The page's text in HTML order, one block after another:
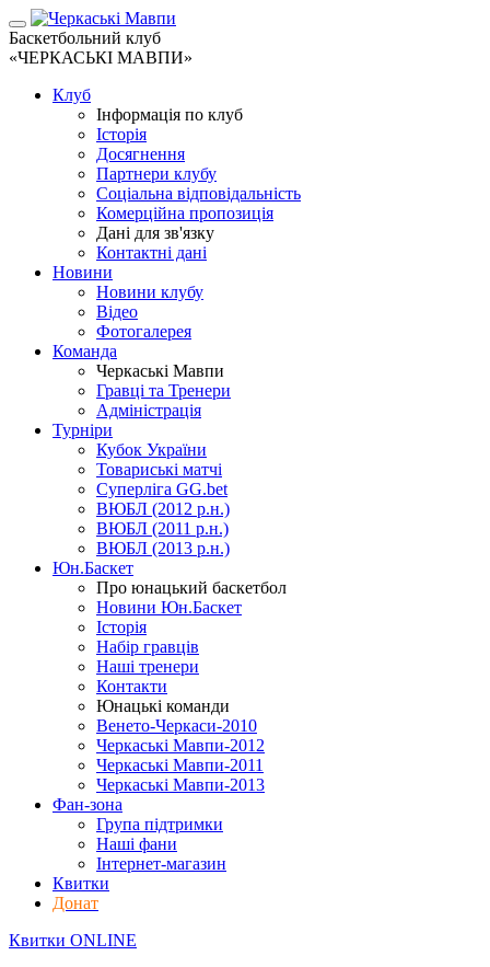
Баскетбольний клуб
«ЧЕРКАСЬКІ МАВПИ»
Клуб
Інформація по клуб
Історія
Досягнення
Партнери клубу
Соціальна відповідальність
Комерційна пропозиція
Дані для зв'язку
Контактні дані
Новини
Новини клубу
Відео
Фотогалерея
Команда
Черкаські Мавпи
Гравці та Тренери
Адміністрація
Турніри
Кубок України
Товариські матчі
Суперліга GG.bet
ВЮБЛ (2012 р.н.)
ВЮБЛ (2011 р.н.)
ВЮБЛ (2013 р.н.)
Юн.Баскет
Про юнацький баскетбол
Новини Юн.Баскет
Історія
Набір гравців
Наші тренери
Контакти
Юнацькі команди
Венето-Черкаси-2010
Черкаські Мавпи-2012
Черкаські Мавпи-2011
Черкаські Мавпи-2013
Фан-зона
Група підтримки
Наші фани
Інтернет-магазин
Квитки
Донат
Квитки ONLINE